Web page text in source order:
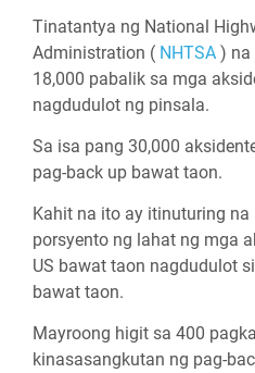
Tinatantya ng National
Administration ( NHTSA ) na
18,000 pabalik sa mga
nagdudulot ng pinsala.
Sa isa pang 30,000
pag-back up bawat taon.
Kahit na ito ay itinuturing
porsyento ng lahat ng mga
US bawat taon nagdudulot
bawat taon.
Mayroong higit sa 400
kinasasangkutan ng pag-